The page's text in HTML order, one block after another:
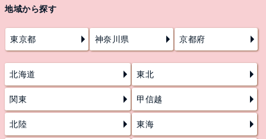
地域から探す
東京都 神奈川県 京都府
北海道 東北
関東 甲信越
北陸 東海